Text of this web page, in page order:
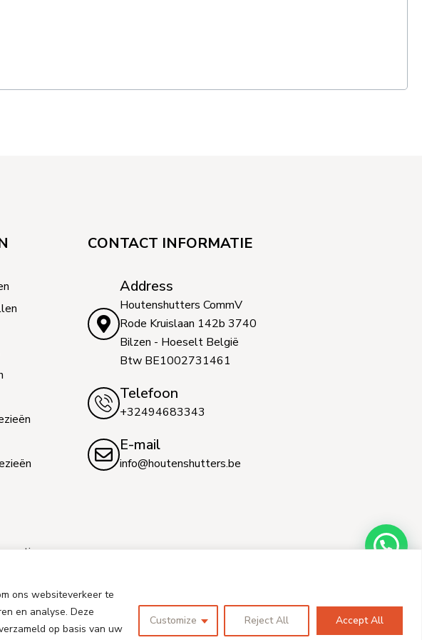
ons websiteverkeer te
en analyse. Deze
op basis van uw
Customize Reject All Accept All
CONTACT INFORMATIE
Address
Houtenshutters CommV
Rode Kruislaan 142b 3740
Bilzen - Hoeselt België
Btw BE1002731461
Telefoon
+32494683343
E-mail
info@houtenshutters.be